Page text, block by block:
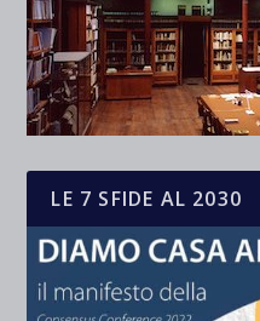
LE 7 SFIDE AL 2030